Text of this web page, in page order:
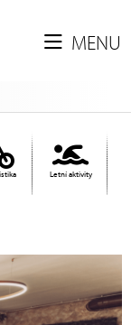
MENU
Letní aktivity